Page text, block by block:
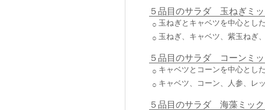
５品目のサラダ 玉ねぎミ
○ 玉ねぎとキャベツを中心とし
○ 玉ねぎ、キャベツ、紫玉ねぎ
５品目のサラダ コーンミ
○ キャベツとコーンを中心とし
○ キャベツ、コーン、人参、レ
５品目のサラダ 海藻ミッ